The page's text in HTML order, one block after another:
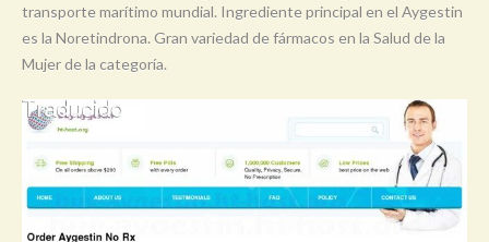
transporte marítimo mundial. Ingrediente principal en el Aygestin
es la Noretindrona. Gran variedad de fármacos en la Salud de la
Mujer de la categoría.